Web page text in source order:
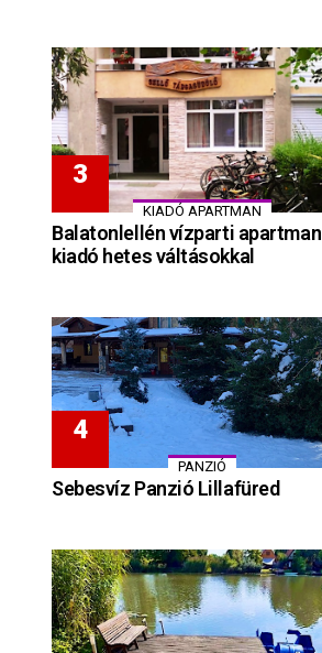
KIADÓ APARTMAN
Balatonlellén vízparti apartman
kiadó hetes váltásokkal
PANZIÓ
Sebesvíz Panzió Lillafüred